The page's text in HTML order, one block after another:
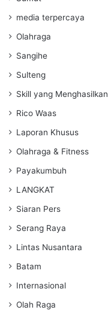
media terpercaya
Olahraga
Sangihe
Sulteng
Skill yang Menghasilkan
Rico Waas
Laporan Khusus
Olahraga & Fitness
Payakumbuh
LANGKAT
Siaran Pers
Serang Raya
Lintas Nusantara
Batam
Internasional
Olah Raga